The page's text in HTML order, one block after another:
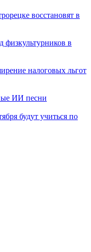
восстановят в
физкультурников в
налоговых льгот
ИИ песни
будут учиться по